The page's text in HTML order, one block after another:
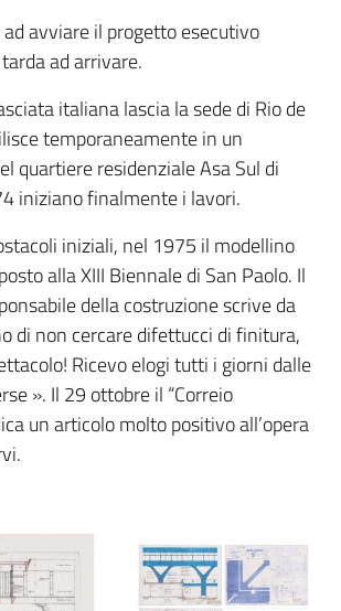
ad avviare il progetto esecutivo
ad arrivare.
italiana lascia la sede di Rio de
temporaneamente in un
quartiere residenziale Asa Sul di
iniziano finalmente i lavori.
iniziali, nel 1975 il modellino
alla XIII Biennale di San Paolo. Il
della costruzione scrive da
di non cercare difettucci di finitura,
Ricevo elogi tutti i giorni dalle
». Il 29 ottobre il “Correio
un articolo molto positivo all’opera